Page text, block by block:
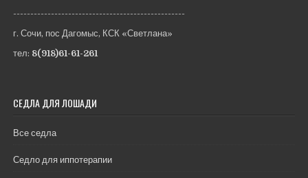
--------------------------------------------------
г. Сочи, пос Дагомыс, КСК «Светлана»
тел: 8(918)61-61-261
СЕДЛА ДЛЯ ЛОШАДИ
Все седла
Седло для иппотерапии